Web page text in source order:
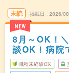
未読
NEW
掲載日 2026/
8月～OK！
談OK！病院
職種未経験OK